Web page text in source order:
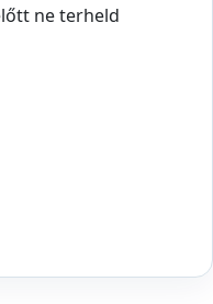
ne terheld